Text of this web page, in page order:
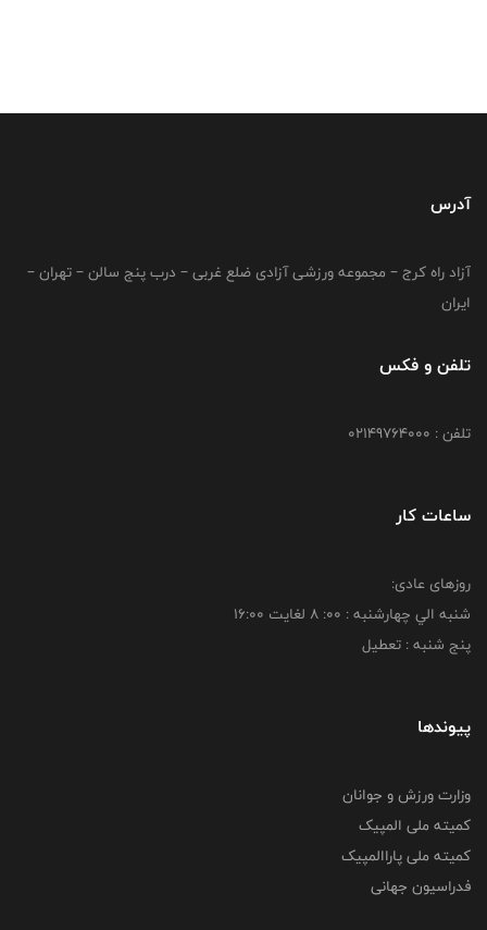
آدرس
آزاد راه کرج – مجموعه ورزشی آزادی ضلع غربی – درب پنج سالن – تهران –
ایران
تلفن و فکس
تلفن : 02149764000
ساعات کار
روزهای عادی:
شنبه الي چهارشنبه : 00: 8 لغايت 16:00
پنج شنبه : تعطیل
پیوندها
وزارت ورزش و جوانان
کمیته ملی المپیک
کمیته ملی پاراالمپیک
فدراسیون جهانی